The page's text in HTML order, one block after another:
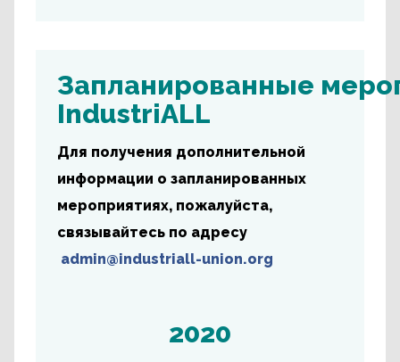
Запланированные
IndustriALL
Для получения дополнительной
информации о запланированных
мероприятиях, пожалуйста,
связывайтесь по адресу
admin@industriall-union.org
2020